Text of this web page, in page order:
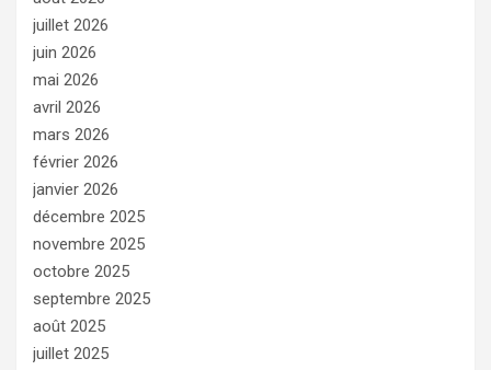
juillet 2026
juin 2026
mai 2026
avril 2026
mars 2026
février 2026
janvier 2026
décembre 2025
novembre 2025
octobre 2025
septembre 2025
août 2025
juillet 2025